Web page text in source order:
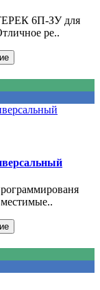
6П-ЗУ для
ре..